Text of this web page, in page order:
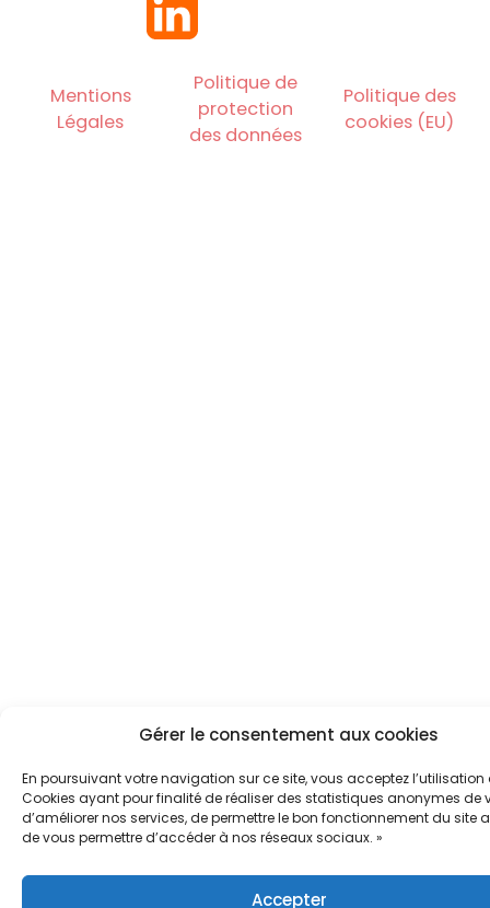
Gérer le consentement aux cookies
En poursuivant votre navigation sur ce site, vous acceptez l’utilisation
Cookies ayant pour finalité de réaliser des statistiques anonymes de
d’améliorer nos services, de permettre le bon fonctionnement du site
de vous permettre d’accéder à nos réseaux sociaux. »
Accepter
Mentions
Légales
Politique de
protection
des données
Politique des
cookies (EU)